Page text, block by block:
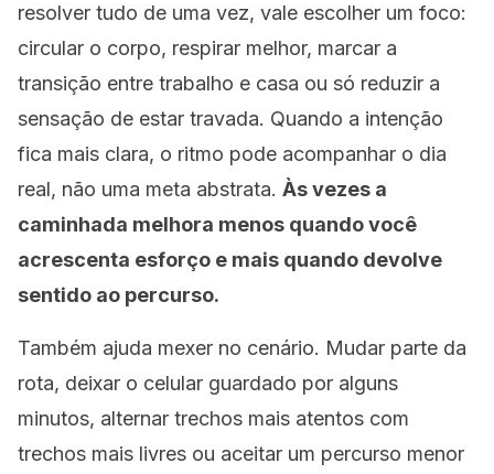
resolver tudo de uma vez, vale escolher um foco:
circular o corpo, respirar melhor, marcar a
transição entre trabalho e casa ou só reduzir a
sensação de estar travada. Quando a intenção
fica mais clara, o ritmo pode acompanhar o dia
real, não uma meta abstrata. Às vezes a
caminhada melhora menos quando você
acrescenta esforço e mais quando devolve
sentido ao percurso.
Também ajuda mexer no cenário. Mudar parte da
rota, deixar o celular guardado por alguns
minutos, alternar trechos mais atentos com
trechos mais livres ou aceitar um percurso menor